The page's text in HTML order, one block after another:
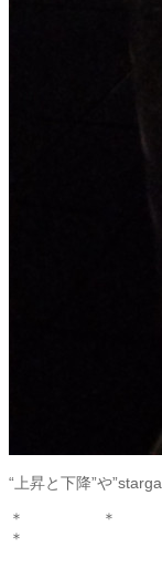
“上昇と下降”や
＊
＊